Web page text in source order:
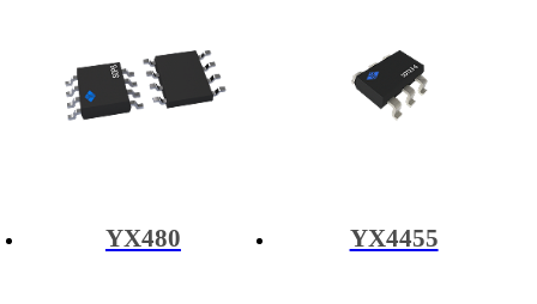
YX480 YX4455